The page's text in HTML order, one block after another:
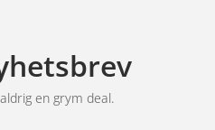
en grym deal.